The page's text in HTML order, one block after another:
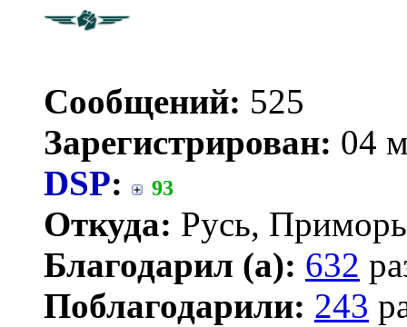
Сообщений: 525
Зарегистрирован: 04
DSP: 93
Откуда: Русь,
Благодарил (а): 632
Поблагодарили: 243